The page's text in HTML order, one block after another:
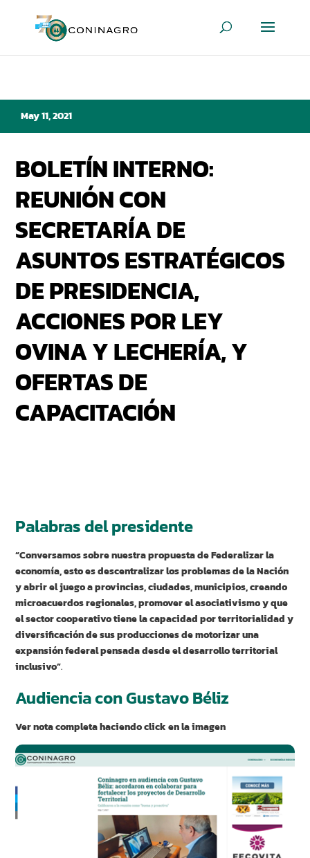
May 11, 2021
BOLETÍN INTERNO:
REUNIÓN CON
SECRETARÍA DE
ASUNTOS ESTRATÉGICOS
DE PRESIDENCIA,
ACCIONES POR LEY
OVINA Y LECHERÍA, Y
OFERTAS DE
CAPACITACIÓN
Palabras del presidente
“Conversamos sobre nuestra propuesta de Federalizar la
economía, esto es descentralizar los problemas de la Nación
y abrir el juego a provincias, ciudades, municipios, creando
microacuerdos regionales, promover el asociativismo y que
el sector cooperativo tiene la capacidad por territorialidad y
diversificación de sus producciones de motorizar una
expansión federal pensada desde el desarrollo territorial
inclusivo”.
Audiencia con Gustavo Béliz
Ver nota completa haciendo click en la imagen